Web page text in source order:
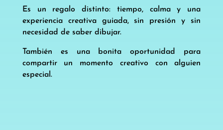
Es un regalo distinto: tiempo, calma y una
experiencia creativa guiada, sin presión y sin
necesidad de saber dibujar.
También es una bonita oportunidad para
compartir un momento creativo con alguien
especial.